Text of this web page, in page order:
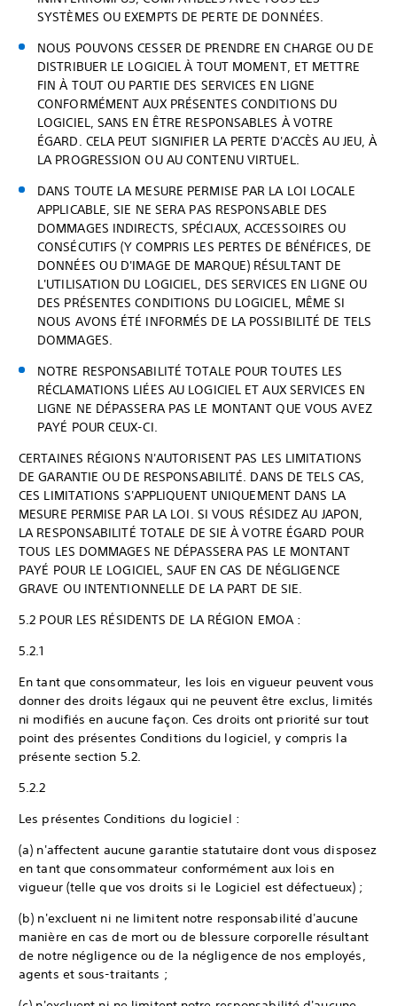
SYSTÈMES OU EXEMPTS DE PERTE DE DONNÉES.
NOUS POUVONS CESSER DE PRENDRE EN CHARGE OU DE
DISTRIBUER LE LOGICIEL À TOUT MOMENT, ET METTRE
FIN À TOUT OU PARTIE DES SERVICES EN LIGNE
CONFORMÉMENT AUX PRÉSENTES CONDITIONS DU
LOGICIEL, SANS EN ÊTRE RESPONSABLES À VOTRE
ÉGARD. CELA PEUT SIGNIFIER LA PERTE D'ACCÈS AU JEU, À
LA PROGRESSION OU AU CONTENU VIRTUEL.
DANS TOUTE LA MESURE PERMISE PAR LA LOI LOCALE
APPLICABLE, SIE NE SERA PAS RESPONSABLE DES
DOMMAGES INDIRECTS, SPÉCIAUX, ACCESSOIRES OU
CONSÉCUTIFS (Y COMPRIS LES PERTES DE BÉNÉFICES, DE
DONNÉES OU D'IMAGE DE MARQUE) RÉSULTANT DE
L'UTILISATION DU LOGICIEL, DES SERVICES EN LIGNE OU
DES PRÉSENTES CONDITIONS DU LOGICIEL, MÊME SI
NOUS AVONS ÉTÉ INFORMÉS DE LA POSSIBILITÉ DE TELS
DOMMAGES.
NOTRE RESPONSABILITÉ TOTALE POUR TOUTES LES
RÉCLAMATIONS LIÉES AU LOGICIEL ET AUX SERVICES EN
LIGNE NE DÉPASSERA PAS LE MONTANT QUE VOUS AVEZ
PAYÉ POUR CEUX-CI.
CERTAINES RÉGIONS N'AUTORISENT PAS LES LIMITATIONS
DE GARANTIE OU DE RESPONSABILITÉ. DANS DE TELS CAS,
CES LIMITATIONS S'APPLIQUENT UNIQUEMENT DANS LA
MESURE PERMISE PAR LA LOI. SI VOUS RÉSIDEZ AU JAPON,
LA RESPONSABILITÉ TOTALE DE SIE À VOTRE ÉGARD POUR
TOUS LES DOMMAGES NE DÉPASSERA PAS LE MONTANT
PAYÉ POUR LE LOGICIEL, SAUF EN CAS DE NÉGLIGENCE
GRAVE OU INTENTIONNELLE DE LA PART DE SIE.
5.2 POUR LES RÉSIDENTS DE LA RÉGION EMOA :
5.2.1
En tant que consommateur, les lois en vigueur peuvent vous
donner des droits légaux qui ne peuvent être exclus, limités
ni modifiés en aucune façon. Ces droits ont priorité sur tout
point des présentes Conditions du logiciel, y compris la
présente section 5.2.
5.2.2
Les présentes Conditions du logiciel :
(a) n'affectent aucune garantie statutaire dont vous disposez
en tant que consommateur conformément aux lois en
vigueur (telle que vos droits si le Logiciel est défectueux) ;
(b) n'excluent ni ne limitent notre responsabilité d'aucune
manière en cas de mort ou de blessure corporelle résultant
de notre négligence ou de la négligence de nos employés,
agents et sous-traitants ;